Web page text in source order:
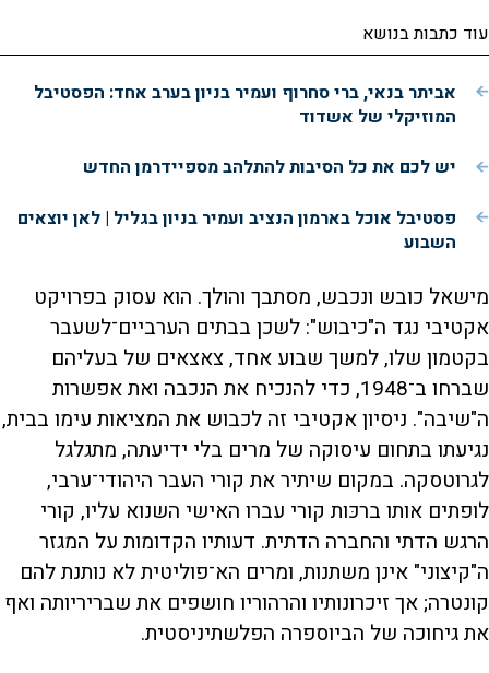
עוד כתבות בנושא
אביתר בנאי, ברי סחרוף ועמיר בניון בערב אחד: הפסטיבל
המוזיקלי של אשדוד
יש לכם את כל הסיבות להתלהב מספיידרמן החדש
פסטיבל אוכל בארמון הנציב ועמיר בניון בגליל | לאן יוצאים
השבוע
מישאל כובש ונכבש, מסתבך והולך. הוא עסוק בפרויקט
אקטיבי נגד ה"כיבוש": לשכן בבתים הערביים־לשעבר
בקטמון שלו, למשך שבוע אחד, צאצאים של בעליהם
שברחו ב־1948, כדי להנכיח את הנכבה ואת אפשרות
ה"שיבה". ניסיון אקטיבי זה לכבוש את המציאות עימו בבית,
נגיעתו בתחום עיסוקה של מרים בלי ידיעתה, מתגלגל
לגרוטסקה. במקום שיתיר את קורי העבר היהודי־ערבי,
לופתים אותו ברכּות קורי עברו האישי השנוא עליו, קורי
הרגש הדתי והחברה הדתית. דעותיו הקדומות על המגזר
ה"קיצוני" אינן משתנות, ומרים הא־פוליטית לא נותנת להם
קונטרה; אך זיכרונותיו והרהוריו חושפים את שבריריותה ואף
את גיחוכה של הביוספרה הפלשתיניסטית.